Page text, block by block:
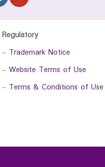
Regulatory
- Trademark Notice
- Website Terms of Use
- Terms & Conditions of Use